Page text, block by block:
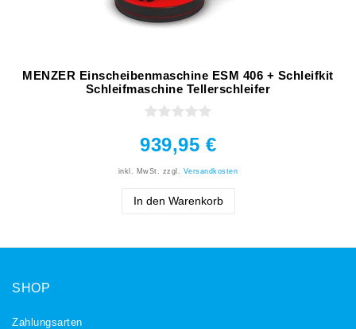
MENZER Einscheibenmaschine ESM 406 + Schleifkit
Schleifmaschine Tellerschleifer
939,95 €
inkl. MwSt. zzgl. Versandkosten
In den Warenkorb
SHOP
Zahlungsarten